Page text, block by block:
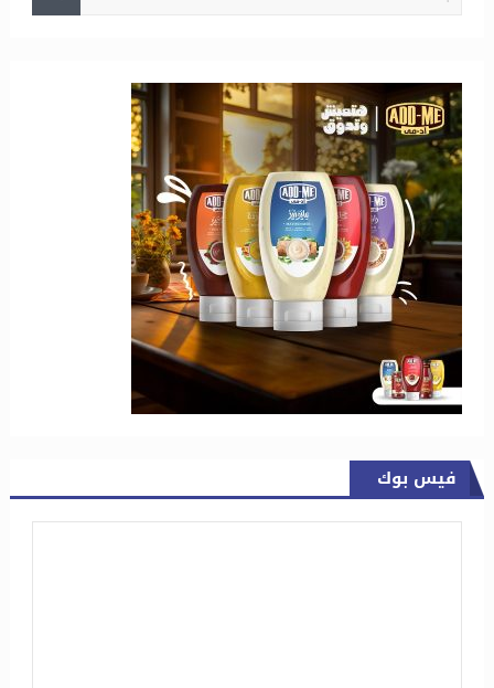
فيس بوك